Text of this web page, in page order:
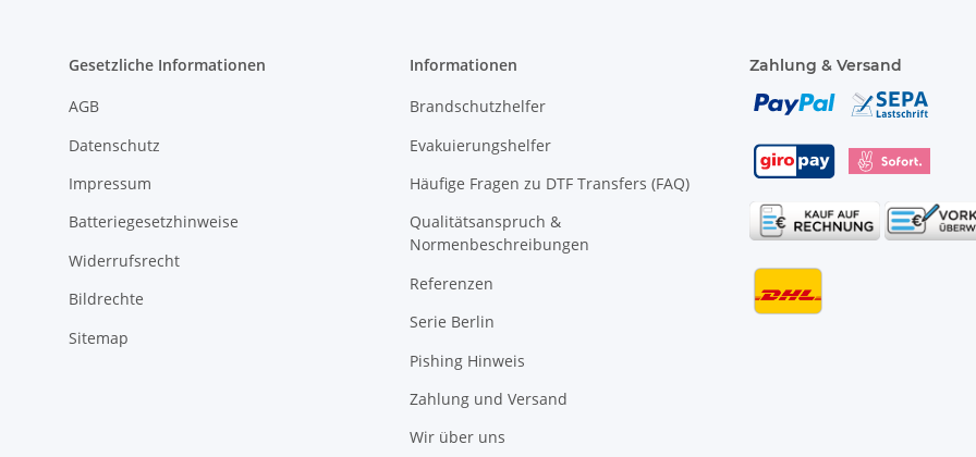
Gesetzliche Informationen
AGB
Datenschutz
Impressum
Batteriegesetzhinweise
Widerrufsrecht
Bildrechte
Sitemap
Informationen
Brandschutzhelfer
Evakuierungshelfer
Häufige Fragen zu DTF Transfers (FAQ)
Qualitätsanspruch &
Normenbeschreibungen
Referenzen
Serie Berlin
Pishing Hinweis
Zahlung und Versand
Wir über uns
Zahlung & Versand